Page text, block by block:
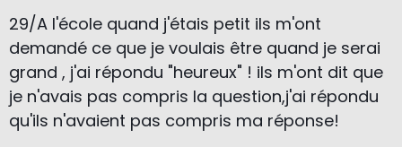
29/A l'école quand j'étais petit ils m'ont
demandé ce que je voulais être quand je serai
grand , j'ai répondu "heureux" ! ils m'ont dit que
je n'avais pas compris la question,j'ai répondu
qu'ils n'avaient pas compris ma réponse!